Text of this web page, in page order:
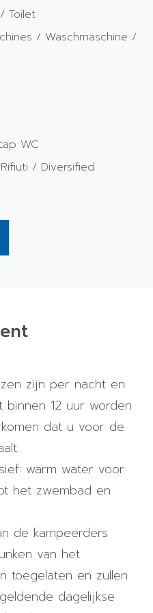
Toilet
/ Waschmaschine /
WC
/ Diversified
zijn per nacht en
12 uur worden
dat u voor de
warm water voor
het zwembad en
de kampeerders
van het
toegelaten en zullen
dagelijkse